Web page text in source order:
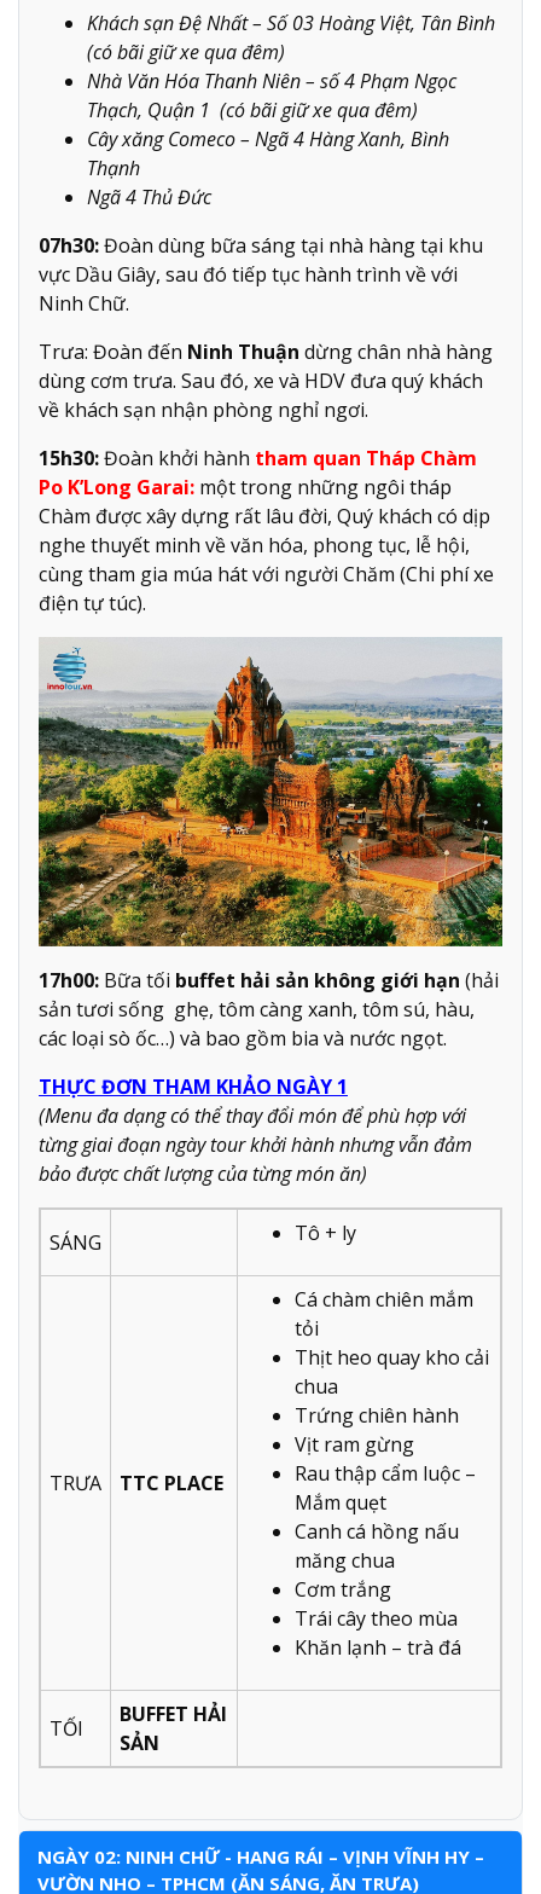
Khách sạn Đệ Nhất – Số 03 Hoàng Việt, Tân Bình
(có bãi giữ xe qua đêm)
Nhà Văn Hóa Thanh Niên – số 4 Phạm Ngọc
Thạch, Quận 1 (có bãi giữ xe qua đêm)
Cây xăng Comeco – Ngã 4 Hàng Xanh, Bình
Thạnh
Ngã 4 Thủ Đức
07h30:Đoàn dùng bữa sáng tại nhà hàng tại khu
vực Dầu Giây, sau đó tiếp tục hành trình về với
Ninh Chữ.
Trưa: Đoàn đến Ninh Thuận dừng chân nhà hàng
dùng cơm trưa. Sau đó, xe và HDV đưa quý khách
về khách sạn nhận phòng nghỉ ngơi.
15h30:Đoàn khởi hành tham quan Tháp Chàm
Po K’Long Garai: một trong những ngôi tháp
Chàm được xây dựng rất lâu đời, Quý khách có dịp
nghe thuyết minh về văn hóa, phong tục, lễ hội,
cùng tham gia múa hát với người Chăm (Chi phí xe
điện tự túc).
17h00: Bữa tối buffet hải sản không giới hạn (hải
sản tươi sống ghẹ, tôm càng xanh, tôm sú, hàu,
các loại sò ốc…) và bao gồm bia và nước ngọt.
THỰC ĐƠN THAM KHẢO NGÀY 1
(Menu đa dạng có thể thay đổi món để phù hợp với
từng giai đoạn ngày tour khởi hành nhưng vẫn đảm
bảo được chất lượng của từng món ăn)
SÁNG Tô + ly
TRƯA TTC PLACE
Cá chàm chiên mắm
tỏi
Thịt heo quay kho cải
chua
Trứng chiên hành
Vịt ram gừng
Rau thập cẩm luộc –
Mắm quẹt
Canh cá hồng nấu
măng chua
Cơm trắng
Trái cây theo mùa
Khăn lạnh – trà đá
TỐI
BUFFET HẢI
SẢN
NGÀY 02: NINH CHỮ - HANG RÁI – VỊNH VĨNH HY –
VƯỜN NHO – TPHCM (ĂN SÁNG, ĂN TRƯA)